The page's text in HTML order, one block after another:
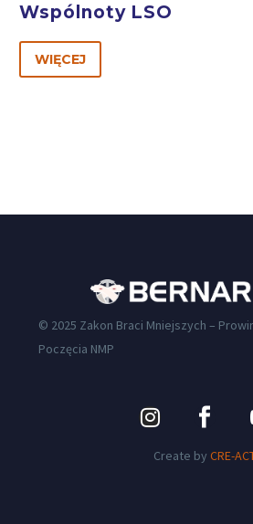
Wspólnoty LSO
WIĘCEJ
© 2025 Zakon Braci Mniejszych –
Poczęcia NMP
Create by CRE-